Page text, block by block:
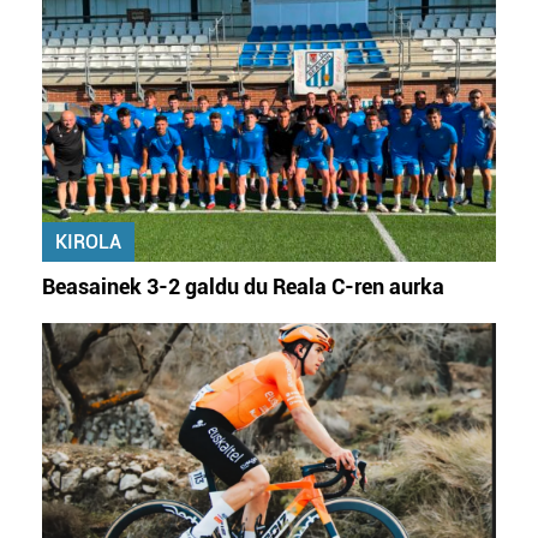
KIROLA
Beasainek 3-2 galdu du Reala C-ren aurka